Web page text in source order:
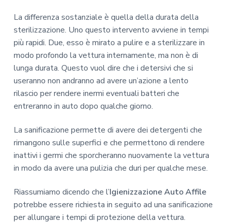
La differenza sostanziale è quella della durata della
sterilizzazione. Uno questo intervento avviene in tempi
più rapidi. Due, esso è mirato a pulire e a sterilizzare in
modo profondo la vettura internamente, ma non è di
lunga durata. Questo vuol dire che i detersivi che si
useranno non andranno ad avere un’azione a lento
rilascio per rendere inermi eventuali batteri che
entreranno in auto dopo qualche giorno.
La sanificazione permette di avere dei detergenti che
rimangono sulle superfici e che permettono di rendere
inattivi i germi che sporcheranno nuovamente la vettura
in modo da avere una pulizia che duri per qualche mese.
Riassumiamo dicendo che l’Igienizzazione Auto Affile
potrebbe essere richiesta in seguito ad una sanificazione
per allungare i tempi di protezione della vettura.